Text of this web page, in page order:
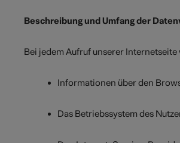
Beschreibung und Umfang der
Bei jedem Aufruf unserer
Informationen über den
Das Betriebssystem des